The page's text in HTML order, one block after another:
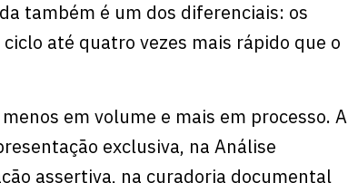
também é um dos diferenciais: os
até quatro vezes mais rápido que o
em volume e mais em processo. A
exclusiva, na Análise
assertiva, na curadoria documental